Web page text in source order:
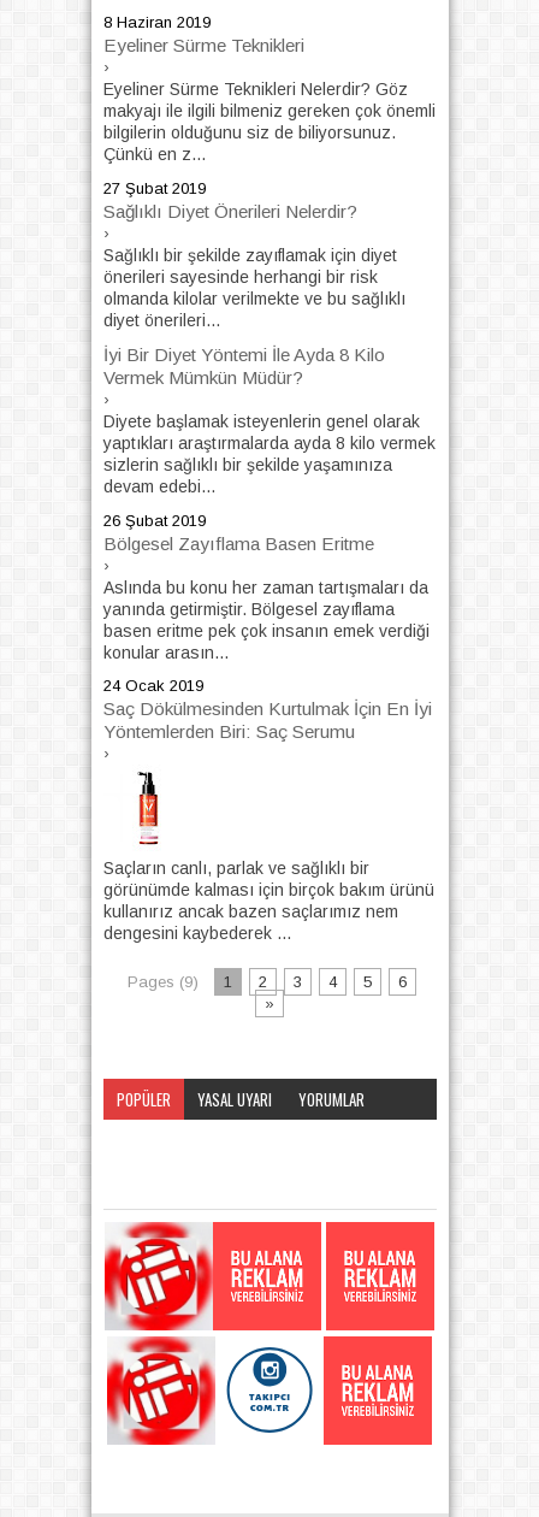
8 Haziran 2019
Eyeliner Sürme Teknikleri
›
Eyeliner Sürme Teknikleri Nelerdir? Göz
makyajı ile ilgili bilmeniz gereken çok önemli
bilgilerin olduğunu siz de biliyorsunuz.
Çünkü en z...
27 Şubat 2019
Sağlıklı Diyet Önerileri Nelerdir?
›
Sağlıklı bir şekilde zayıflamak için diyet
önerileri sayesinde herhangi bir risk
olmanda kilolar verilmekte ve bu sağlıklı
diyet önerileri...
İyi Bir Diyet Yöntemi İle Ayda 8 Kilo
Vermek Mümkün Müdür?
›
Diyete başlamak isteyenlerin genel olarak
yaptıkları araştırmalarda ayda 8 kilo vermek
sizlerin sağlıklı bir şekilde yaşamınıza
devam edebi...
26 Şubat 2019
Bölgesel Zayıflama Basen Eritme
›
Aslında bu konu her zaman tartışmaları da
yanında getirmiştir. Bölgesel zayıflama
basen eritme pek çok insanın emek verdiği
konular arasın...
24 Ocak 2019
Saç Dökülmesinden Kurtulmak İçin En İyi
Yöntemlerden Biri: Saç Serumu
›
Saçların canlı, parlak ve sağlıklı bir
görünümde kalması için birçok bakım ürünü
kullanırız ancak bazen saçlarımız nem
dengesini kaybederek ...
Pages (9) 1 2 3 4 5
6
»
POPÜLER YASAL UYARI
YORUMLAR